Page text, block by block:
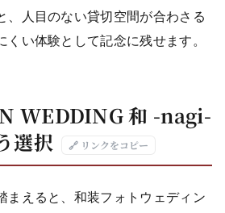
、人目のない貸切空間が合わさる
くい体験として記念に残せます。
WEDDING 和 -nagi-
選択
🔗 リンクをコピー
まえると、和装フォトウェディン